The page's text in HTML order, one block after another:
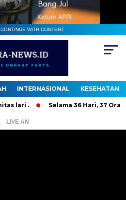
WITH CONTENT
INTERNASIONAL KESEHATAN
. Selama 36 Hari, 37 Orang
LIVE AN